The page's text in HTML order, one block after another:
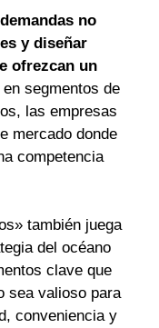
no
y diseñar
ofrezcan un
segmentos de
las empresas
mercado donde
competencia
también juega
del océano
clave que
sea valioso para
conveniencia y